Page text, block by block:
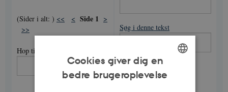
(Sider i alt: ) << < Side 1 >
>>
Hop til side
Søg i denne tekst
Søg i alle tekster
Faksimile
ENGLISH
Cookies giver dig en
bedre brugeroplevelse